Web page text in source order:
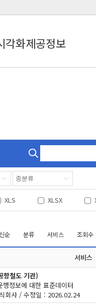
각화제공정보
XLS XLSX
순 분류 서비스 조회수
서비스
항철도 기관)
정보에 대한 표준데이터
회사 / 수정일 : 2026.02.24